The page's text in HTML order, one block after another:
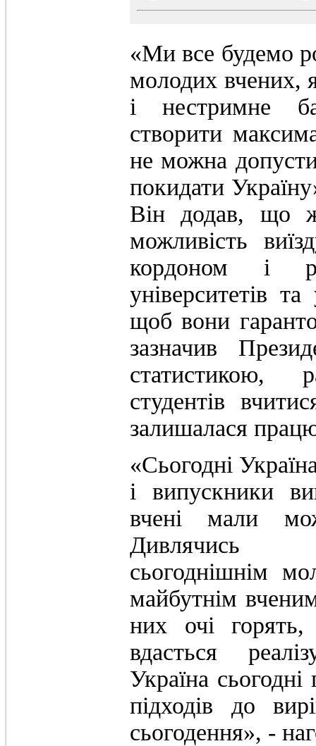
«Ми все будемо
молодих вчених,
і нестримне
створити
не можна
покидати
Він додав, що
можливість
кордоном і
університетів
щоб вони
зазначив
статистикою,
студентів
залишалася
«Сьогодні
і випускники
вчені мали
сьогоднішнім
майбутнім
них очі
вдасться
Україна
підходів до
сьогодення», -